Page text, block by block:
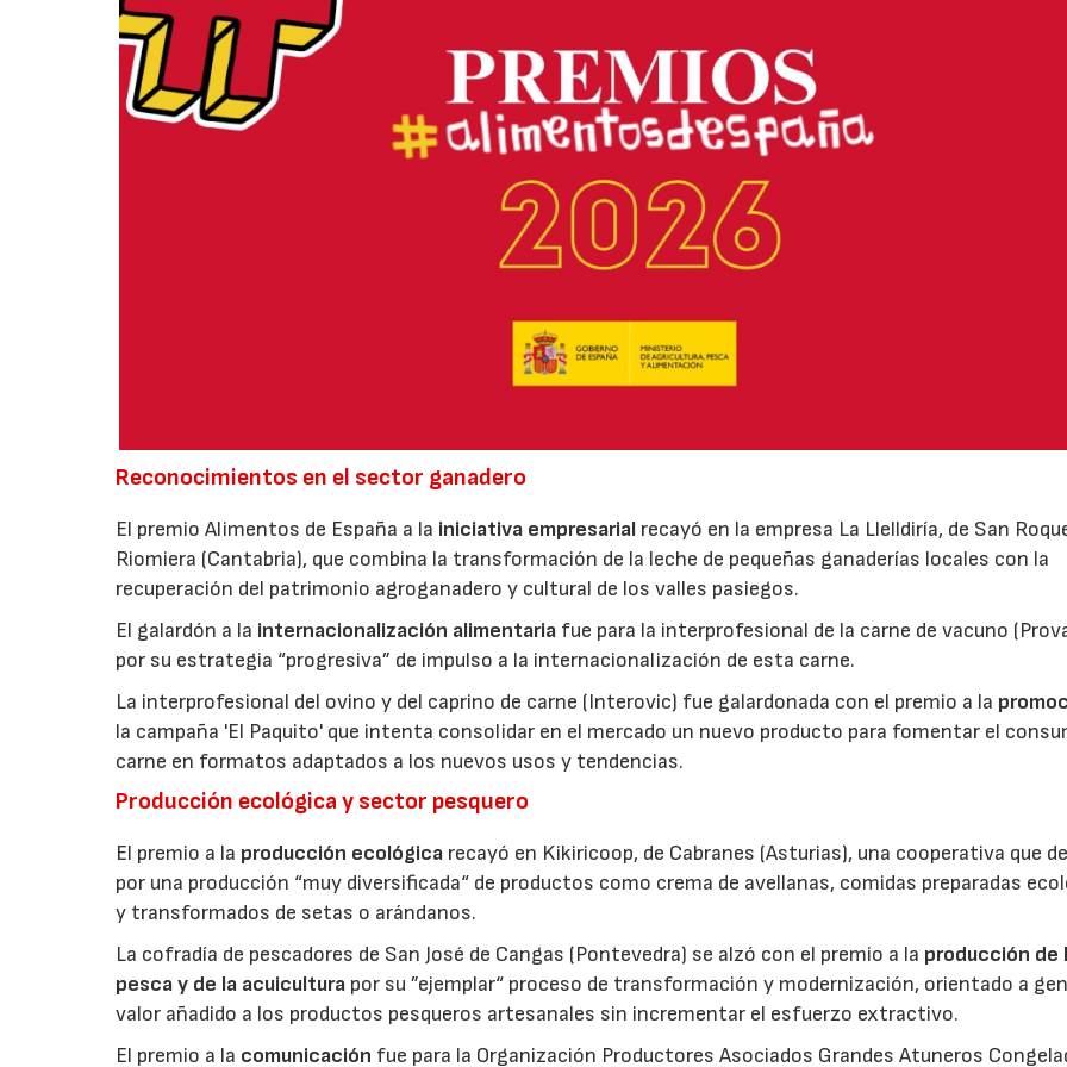
Reconocimientos en el sector ganadero
El premio Alimentos de España a la iniciativa empresarial recayó en la empresa La Llelldiría, de San
Riomiera (Cantabria), que combina la transformación de la leche de pequeñas ganaderías locales con la
recuperación del patrimonio agroganadero y cultural de los valles pasiegos.
El galardón a la internacionalización alimentaria fue para la interprofesional de la carne de vacuno
por su estrategia “progresiva” de impulso a la internacionalización de esta carne.
La interprofesional del ovino y del caprino de carne (Interovic) fue galardonada con el premio a la
la campaña 'El Paquito' que intenta consolidar en el mercado un nuevo producto para fomentar el
carne en formatos adaptados a los nuevos usos y tendencias.
Producción ecológica y sector pesquero
El premio a la producción ecológica recayó en Kikiricoop, de Cabranes (Asturias), una cooperativa que
por una producción “muy diversificada“ de productos como crema de avellanas, comidas preparadas
y transformados de setas o arándanos.
La cofradía de pescadores de San José de Cangas (Pontevedra) se alzó con el premio a la producción de
pesca y de la acuicultura por su ”ejemplar“ proceso de transformación y modernización, orientado a
valor añadido a los productos pesqueros artesanales sin incrementar el esfuerzo extractivo.
El premio a la comunicación fue para la Organización Productores Asociados Grandes Atuneros